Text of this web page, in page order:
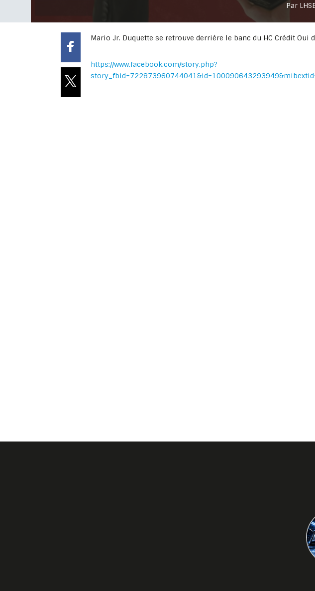
Par
Mario Jr. Duquette se retrouve derrière le banc du HC Crédit Oui
https://www.facebook.com/story.php?